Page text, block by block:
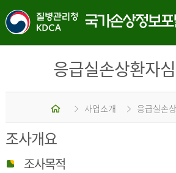
응급실손상환자
홈 사업소개 응급실손
조사개요
조사목적